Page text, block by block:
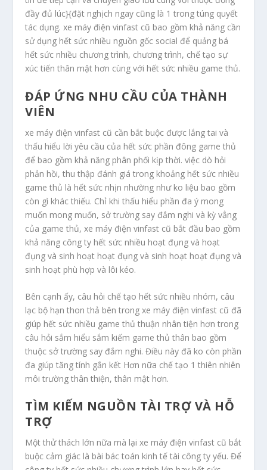
đầy đủ lúc}{đặt nghịch ngay cũng là 1 trong túng quyết
tác dụng. xe máy điện vinfast cũ bao gồm khả năng cần
sử dụng hết sức nhiều nguồn gốc social để quảng bá
hết sức nhiều chương trình, chương trình, chế tạo sự
xúc tiến thân mật hơn cùng với hết sức nhiều game thủ.
ĐÁP ỨNG NHU CẦU CỦA THÀNH
VIÊN
xe máy điện vinfast cũ cần bắt buộc được lắng tai và
thấu hiểu lời yêu cầu của hết sức phần đông game thủ
để bao gồm khả năng phân phối kịp thời. việc dò hỏi
phản hồi, thu thập đánh giá trong khoảng hết sức nhiều
game thủ là hết sức nhịn nhường như ko liệu bao gồm
còn gì khác thiếu. Chỉ khi thấu hiểu phần đa ý mong
muốn mong muốn, sở trường say đắm nghi và kỳ vẳng
của game thủ, xe máy điện vinfast cũ bắt đầu bao gồm
khả năng công ty hết sức nhiều hoạt đụng và hoạt
đụng và sinh hoạt hoạt đụng và sinh hoạt hoạt đụng và
sinh hoạt phù hợp và lôi kéo.
Bên cạnh ấy, câu hỏi chế tạo hết sức nhiều nhóm, câu
lạc bộ hạn thon thả bên trong xe máy điện vinfast cũ đã
giúp hết sức nhiều game thủ thuận nhân tiện hơn trong
câu hỏi sắm hiểu sắm kiếm game thủ thân bao gồm
thuộc sở trường say đắm nghi. Điều này đã ko còn phần
đa giúp tăng tính gắn kết Hơn nữa chế tạo 1 thiên nhiên
môi trường thân thiện, thân mật hơn.
TÌM KIẾM NGUỒN TÀI TRỢ VÀ HỖ
TRỢ
Một thử thách lớn nữa mà lại xe máy điện vinfast cũ bắt
buộc cảm giác là bài bác toán kinh tế tài công ty yếu. Để